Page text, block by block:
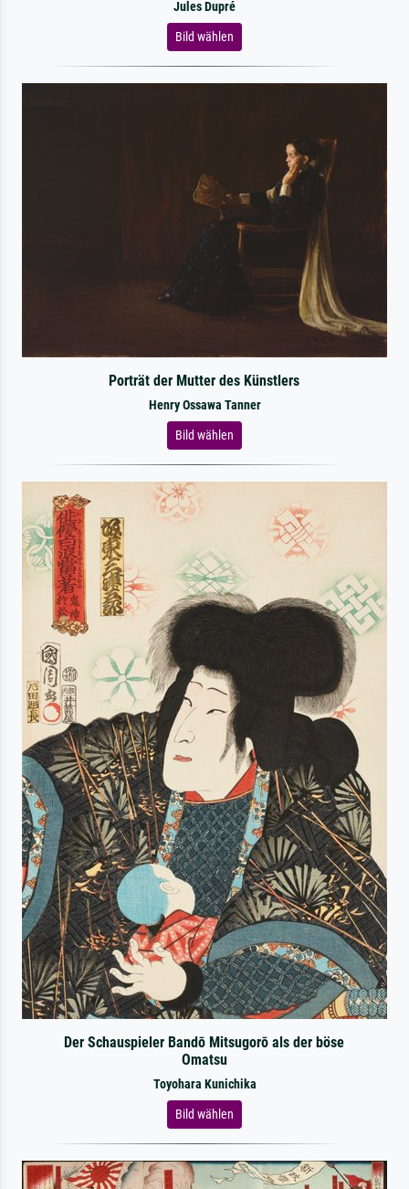
Jules Dupré
Bild wählen
Porträt der Mutter des Künstlers
Henry Ossawa Tanner
Bild wählen
Der Schauspieler Bandō Mitsugorō als der böse
Omatsu
Toyohara Kunichika
Bild wählen